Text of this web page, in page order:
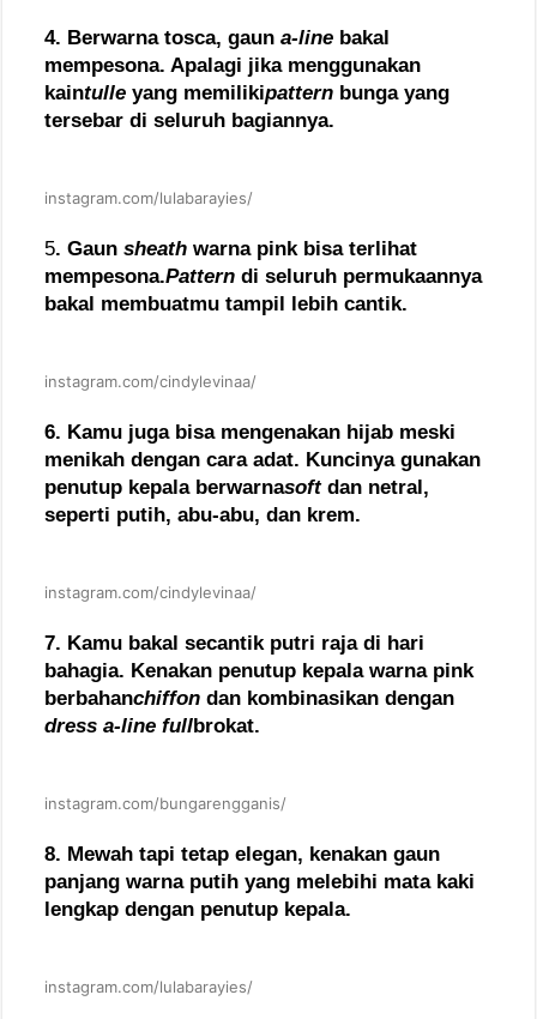
4. Berwarna tosca, gauna-line bakal
mempesona. Apalagi jika menggunakan
kaintulleyang memilikipattern bunga yang
tersebar di seluruh bagiannya.
instagram.com/lulabarayies/
5. Gaunsheath warna pink bisa terlihat
mempesona.Pattern di seluruh permukaannya
bakal membuatmu tampil lebih cantik.
instagram.com/cindylevinaa/
6. Kamu juga bisa mengenakan hijab meski
menikah dengan cara adat. Kuncinya gunakan
penutup kepala berwarnasoftdan netral,
seperti putih, abu-abu, dan krem.
instagram.com/cindylevinaa/
7. Kamu bakal secantik putri raja di hari
bahagia. Kenakan penutup kepala warna pink
berbahanchiffon dan kombinasikan dengan
dress a-line fullbrokat.
instagram.com/bungarengganis/
8. Mewah tapi tetap elegan, kenakan gaun
panjang warna putih yang melebihi mata kaki
lengkap dengan penutup kepala.
instagram.com/lulabarayies/